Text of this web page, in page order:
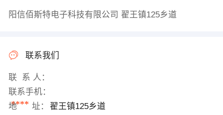
阳信佰斯特电子科技有限公司 翟王镇125乡道
联系我们
联 系 人：
联系手机：
****
地 址： 翟王镇125乡道